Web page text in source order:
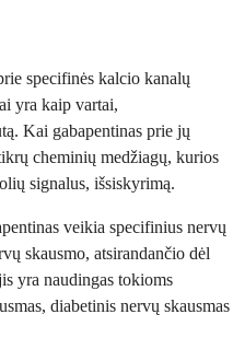
specifinės kalcio kanalų
yra kaip vartai,
Kai gabapentinas prie jų
cheminių medžiagų, kurios
signalus, išsiskyrimą.
veikia specifinius nervų
skausmo, atsirandančio dėl
yra naudingas tokioms
diabetinis nervų skausmas